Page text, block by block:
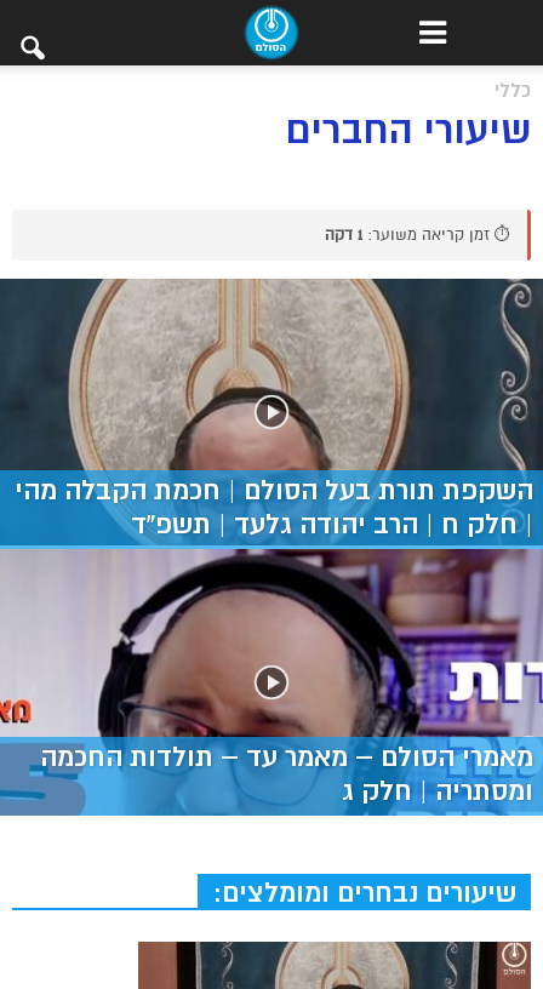
כללי
שיעורי החברים
⏱️ זמן קריאה משוער: 1 דקה
השקפת תורת בעל הסולם | חכמת הקבלה מהי
| חלק ח | הרב יהודה גלעד | תשפ”ד
מאמרי הסולם – מאמר עד – תולדות החכמה
ומסתריה | חלק ג
שיעורים נבחרים ומומלצים: